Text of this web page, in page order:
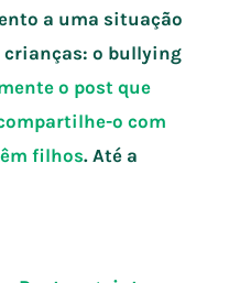
a uma situação
crianças: o bullying
o post que
o com
filhos. Até a